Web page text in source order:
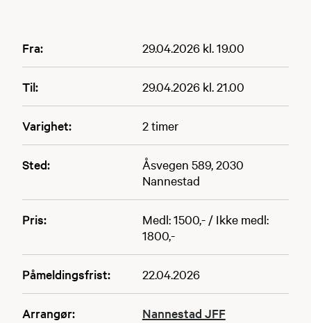
Fra: 29.04.2026 kl. 19.00
Til: 29.04.2026 kl. 21.00
Varighet: 2 timer
Sted:
Åsvegen 589, 2030
Nannestad
Pris:
Medl: 1500,- / Ikke medl:
1800,-
Påmeldingsfrist: 22.04.2026
Arrangør: Nannestad JFF